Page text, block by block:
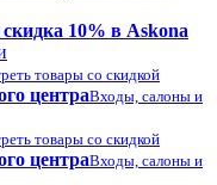
10% в Askona
товары со скидкой
центраВходы, салоны и
товары со скидкой
центраВходы, салоны и